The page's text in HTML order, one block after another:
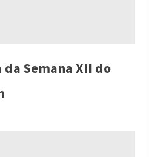
Semana XII do